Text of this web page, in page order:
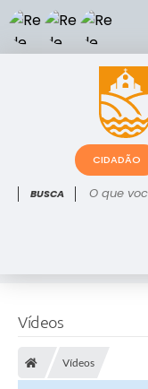
O que voce procura?
CIDADÃO
Vídeos
Vídeos